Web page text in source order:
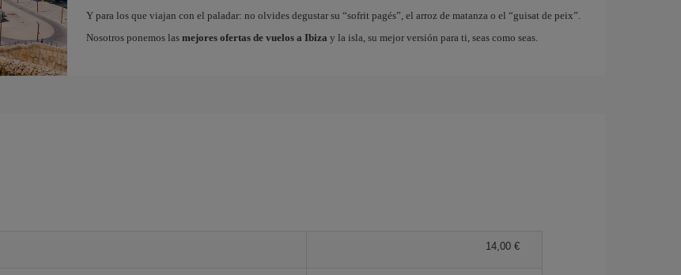
Y para los que viajan con el paladar: no olvides degustar su “sofrit pagés”, el arroz de matanza o el “guisat de peix”.
Nosotros ponemos las mejores ofertas de vuelos a Ibiza y la isla, su mejor versión para ti, seas como seas.
14,00 €